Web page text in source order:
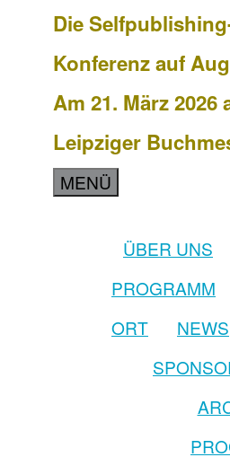
Die
Konferenz auf
Am 21. März 2026
Leipziger
MENÜ
ÜBER UNS
PROGRAMM
ORT
NEWS